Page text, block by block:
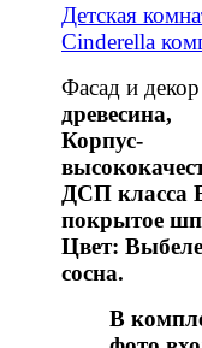
Детская
Cinderella
Фасад и
древесина,
Корпус-
ДСП класса
покрытое
Цвет:
сосна.
В